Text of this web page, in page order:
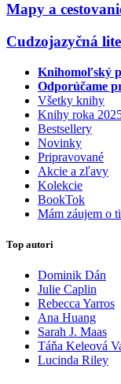
Mapy a
Cudzojazyčná
Knihomoľský
Odporúčame
Všetky knihy
Knihy roka
Bestsellery
Novinky
Pripravované
Akcie a zľavy
Kolekcie
BookTok
Mám záujem o
Top autori
Dominik Dán
Julie Caplin
Rebecca Yarros
Ana Huang
Sarah J. Maas
Táňa Keleová
Lucinda Riley